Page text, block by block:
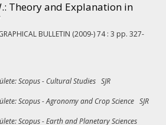
Theory and Explanation in
BULLETIN (2009-)74: 3 pp. 327-
Scopus - Cultural Studies SJR
Scopus - Agronomy and Crop Science SJR
Scopus - Earth and Planetary Sciences